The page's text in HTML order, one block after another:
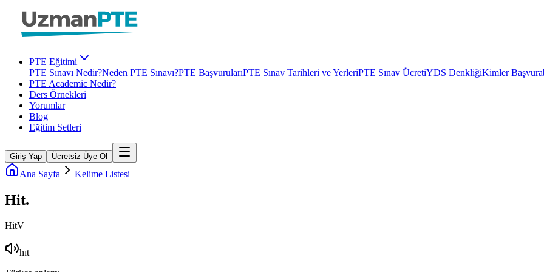
PTE Eğitimi
PTE Sınavı Nedir?Neden PTE Sınavı?PTE BaşvurularıPTE Sınav Tarihleri ve YerleriPTE Sınav ÜcretiYDS DenkliğiKimler
PTE Academic Nedir?
Ders Örnekleri
Yorumlar
Blog
Eğitim Setleri
Giriş Yap Ücretsiz Üye Ol
Ana Sayfa Kelime Listesi
Hit.
HitV
hɪt